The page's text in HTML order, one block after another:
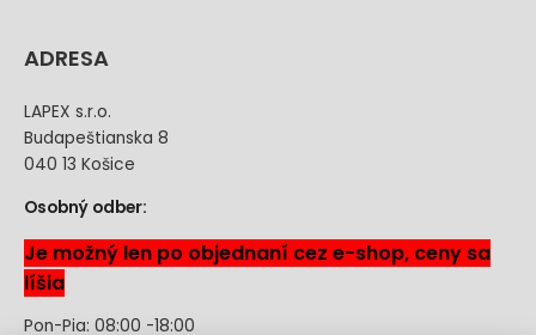
ADRESA
LAPEX s.r.o.
Budapeštianska 8
040 13 Košice
Osobný odber:
Je možný len po objednaní cez e-shop, ceny sa
líšia
Pon-Pia: 08:00 -18:00